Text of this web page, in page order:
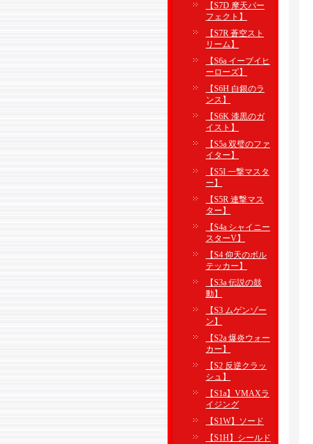
【S7D 摩天パー
フェクト】
【S7R 蒼空スト
リーム】
【S6a イーブイヒ
ーローズ】
【S6H 白銀のラ
ンス】
【S6K 漆黒のガ
イスト】
【S5a 双璧のファ
イター】
【S5I 一撃マスタ
ー】
【S5R 連撃マス
ター】
【S4a シャイニー
スターV】
【S4 仰天のボル
テッカー】
【S3a 伝説の鼓
動】
【S3 ムゲンゾー
ン】
【S2a 爆炎ウォー
カー】
【S2 反逆クラッ
シュ】
【S1a】VMAXラ
イジング
【S1W】ソード
【S1H】シールド